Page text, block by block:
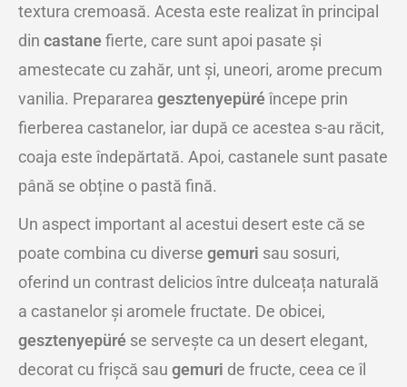
textura cremoasă. Acesta este realizat în principal
din castane fierte, care sunt apoi pasate și
amestecate cu zahăr, unt și, uneori, arome precum
vanilia. Prepararea gesztenyepüré începe prin
fierberea castanelor, iar după ce acestea s-au răcit,
coaja este îndepărtată. Apoi, castanele sunt pasate
până se obține o pastă fină.
Un aspect important al acestui desert este că se
poate combina cu diverse gemuri sau sosuri,
oferind un contrast delicios între dulceața naturală
a castanelor și aromele fructate. De obicei,
gesztenyepüré se servește ca un desert elegant,
decorat cu frișcă sau gemuri de fructe, ceea ce îl